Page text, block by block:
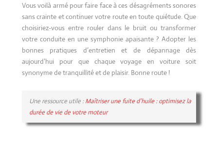
Vous voilà armé pour faire face à ces désagréments sonores
sans crainte et continuer votre route en toute quiétude. Que
choisiriez-vous entre rouler dans le bruit ou transformer
votre conduite en une symphonie apaisante ? Adopter les
bonnes pratiques d’entretien et de dépannage dès
aujourd’hui pour que chaque voyage en voiture soit
synonyme de tranquillité et de plaisir. Bonne route !
Une ressource utile :Maîtriser une fuite d’huile : optimisez la
durée de vie de votre moteur